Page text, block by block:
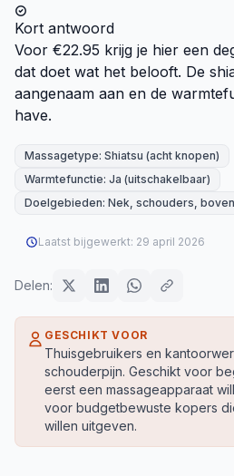
Kort antwoord
Voor €22.95 krijg je hier een
dat doet wat het belooft. De
aangenaam aan en de
have.
Massagetype: Shiatsu (acht knopen)
Warmtefunctie: Ja (uitschakelbaar)
Doelgebieden: Nek, schouders,
Laatst bijgewerkt: 29 april 2026
Delen:
GESCHIKT VOOR
Thuisgebruikers en
schouderpijn. Geschikt voor
eerst een massageapparaat
voor budgetbewuste kopers
willen uitgeven.